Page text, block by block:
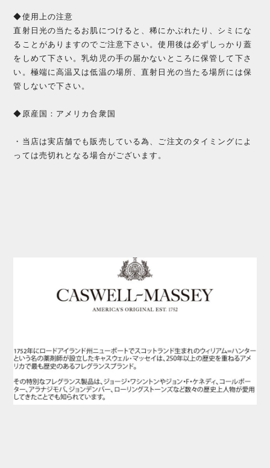
◆使用上の注意
直射日光の当たるお肌につけると、稀にかぶれたり、シミにな
ることがありますのでご注意下さい。使用後は必ずしっかり蓋
をしめて下さい。乳幼児の手の届かないところに保管して下さ
い。極端に高温又は低温の場所、直射日光の当たる場所には保
管しないで下さい。
◆原産国：アメリカ合衆国
・当店は実店舗でも販売している為、ご注文のタイミングによ
っては売切れとなる場合がございます。